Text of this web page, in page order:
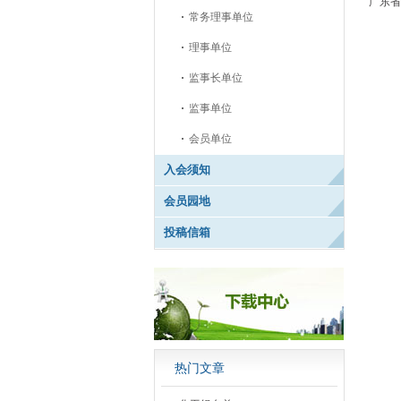
常务理事单位
理事单位
监事长单位
监事单位
会员单位
入会须知
会员园地
投稿信箱
热门文章